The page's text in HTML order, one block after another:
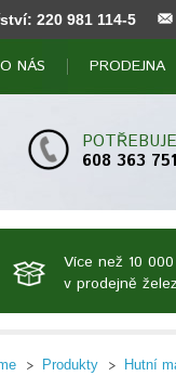
220 981 114-5
O NÁS PRODEJNA
608 363 751
Více než 10
v prodejně
Produkty Hutní